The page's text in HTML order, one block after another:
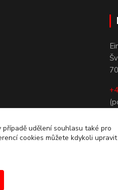
udělení souhlasu také pro
cookies můžete kdykoli upravit